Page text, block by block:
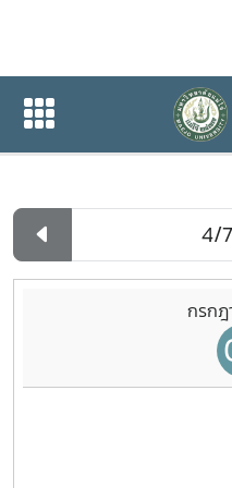
ปฏิทินกิจกรรม
ปฏิทินกิจกรรมของหน่วยง
กรก